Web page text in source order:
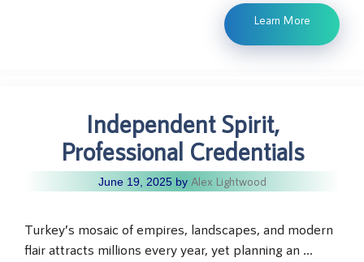
Learn More
Independent Spirit,
Professional Credentials
June 19, 2025 by Alex Lightwood
Turkey’s mosaic of empires, landscapes, and modern
flair attracts millions every year, yet planning an …